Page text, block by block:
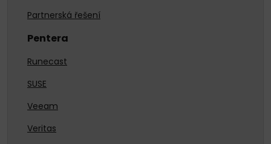
Partnerská řešení
Pentera
Runecast
SUSE
Veeam
Veritas